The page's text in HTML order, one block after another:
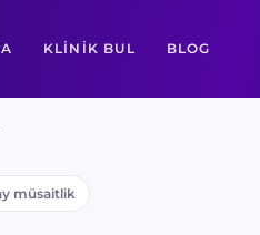
KLINIK BUL BLOG
müsaitlik